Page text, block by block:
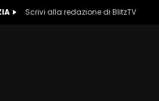
Scrivi alla redazione di BlitzTV